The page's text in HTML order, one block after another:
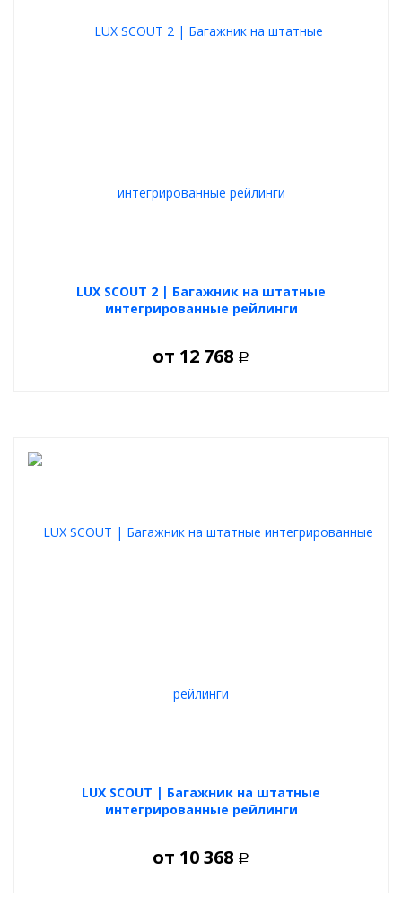
LUX SCOUT 2 | Багажник на штатные
интегрированные рейлинги
от 12 768 Р
LUX SCOUT | Багажник на штатные
интегрированные рейлинги
от 10 368 Р